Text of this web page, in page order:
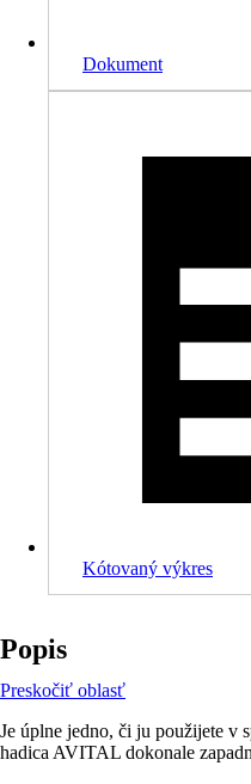
Dokument
Kótovaný výkres
Popis
Preskočiť oblasť
Je úplne jedno, či ju použijete v
hadica AVITAL dokonale